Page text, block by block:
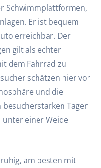
Schwimmplattformen,
Er ist bequem
erreichbar. Der
gilt als echter
dem Fahrrad zu
schätzen hier vor
und die
besucherstarken Tagen
einer Weide
am besten mit